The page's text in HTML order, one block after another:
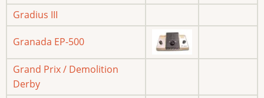
Gradius III
Granada EP-500
Grand Prix / Demolition
Derby